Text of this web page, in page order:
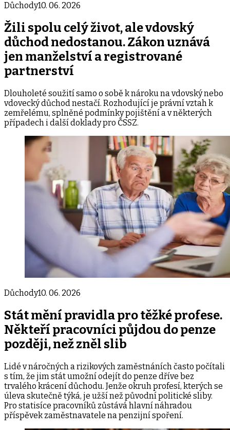
Důchody10. 06. 2026
Žili spolu celý život, ale vdovský
důchod nedostanou. Zákon uznává
jen manželství a registrované
partnerství
Dlouholeté soužití samo o sobě k nároku na vdovský nebo
vdovecký důchod nestačí. Rozhodující je právní vztah k
zemřelému, splněné podmínky pojištění a v některých
případech i další doklady pro ČSSZ.
Důchody10. 06. 2026
Stát mění pravidla pro těžké profese.
Někteří pracovníci půjdou do penze
později, než zněl slib
Lidé v náročných a rizikových zaměstnáních často počítali
s tím, že jim stát umožní odejít do penze dříve bez
trvalého krácení důchodu. Jenže okruh profesí, kterých se
úleva skutečně týká, je užší než původní politické sliby.
Pro statisíce pracovníků zůstává hlavní náhradou
příspěvek zaměstnavatele na penzijní spoření.